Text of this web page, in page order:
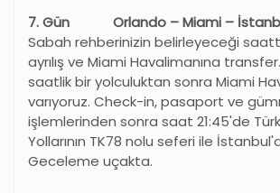
7. Gün Orlando – Miami –
Sabah rehberinizin belirleyeceği
ayrılış ve Miami Havalimanına
saatlik bir yolculuktan sonra Miami
varıyoruz. Check-in, pasaport ve
işlemlerinden sonra saat 21:45'de
Yollarının TK78 nolu seferi ile
Geceleme uçakta.